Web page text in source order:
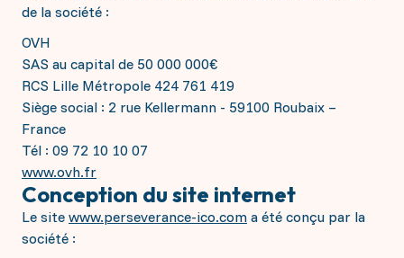
de la société :
OVH
SAS au capital de 50 000 000€
RCS Lille Métropole 424 761 419
Siège social : 2 rue Kellermann - 59100 Roubaix –
France
Tél : 09 72 10 10 07
www.ovh.fr
Conception du site internet
Le site www.perseverance-ico.com a été conçu par la
société :